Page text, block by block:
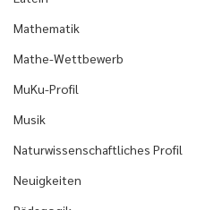
Mathematik
Mathe-Wettbewerb
MuKu-Profil
Musik
Naturwissenschaftliches Profil
Neuigkeiten